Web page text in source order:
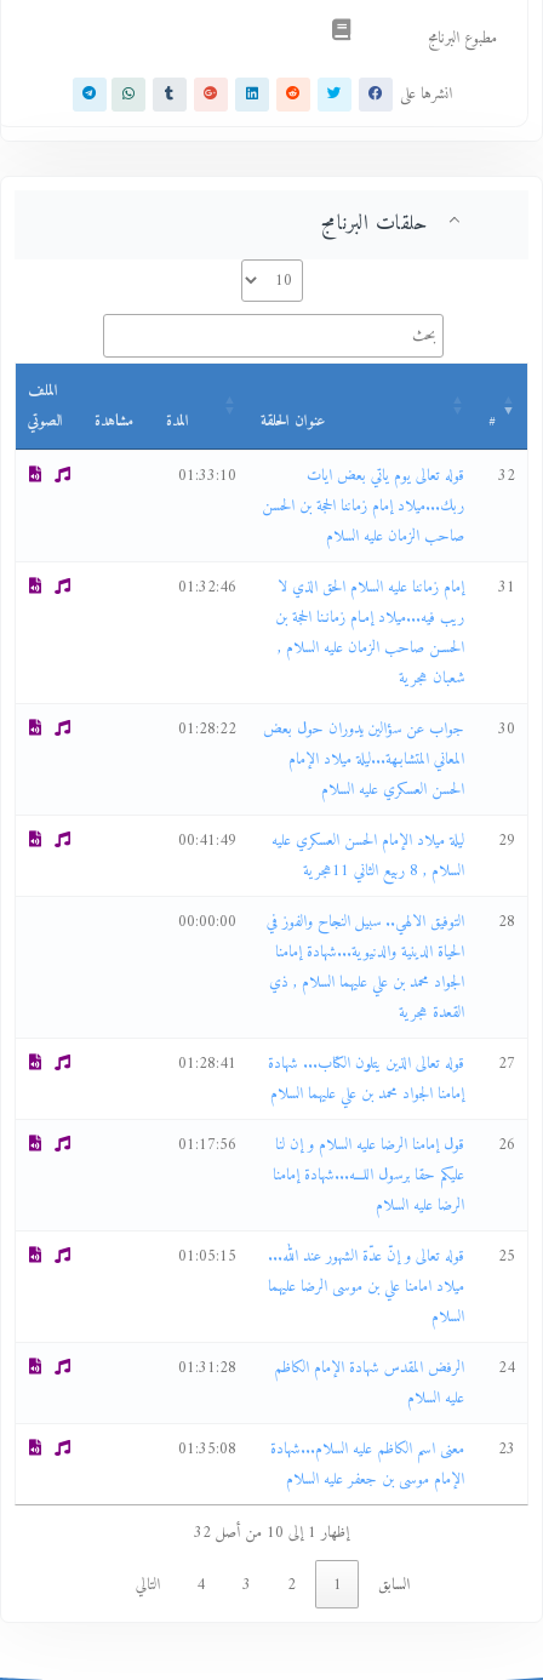
مطبوع البرنامج
انشرها على
حلقات البرنامج
عنوان الحلقة المدة مشاهدة
الملف
الصوتي
32
قوله تعالى يوم ياتي بعض ايات
ربك...ميلاد إمام زماننا الحجة بن الحسن
صاحب الزمان عليه السلام
01:33:10
31
إمام زماننا عليه السلام الحق الذي لا
ريب فيه...ميلاد إمـام زمانـنا الحجة بن
الحسـن صاحب الزمان عليه السلام ,
شعبان هجرية
01:32:46
30
جواب عن سؤالين يدوران حول بعض
المعاني المتشابـهة...ليلة ميلاد الإمام
الحسن العسكري عليه السلام
01:28:22
29
ليلة ميلاد الإمام الحسن العسكري عليه
السلام , 8 ربيع الثاني 11هجرية
00:41:49
28
التوفيق الالهي.. سبيل النجاح والفوز في
الحياة الدينية والدنيوية...شهادة إمامنا
الجواد محمد بن علي عليهما السلام , ذي
القعدة هجرية
00:00:00
27
قوله تعالى الذين يتلون الكتاب... شهادة
إمامنا الجواد محمد بن علي عليهما السلام
01:28:41
26
قول إمامنا الرضا عليه السلام و إن لنا
عليكم حقا برسول اللـــه...شهادة إمامنا
الرضا عليه السلام
01:17:56
25
قوله تعالى و إنّ عدّة الشهور عند الله...
ميلاد امامنا علي بن موسى الرضا عليهما
السلام
01:05:15
24
الرفض المقدس شهادة الإمام الكاظم
عليه السلام
01:31:28
23
معنى اسم الكاظم عليه السلام...شهادة
الإمام موسى بن جعفر عليه السلام
01:35:08
إظهار 1 إلى 10 من أصل 32
السابق
التالي